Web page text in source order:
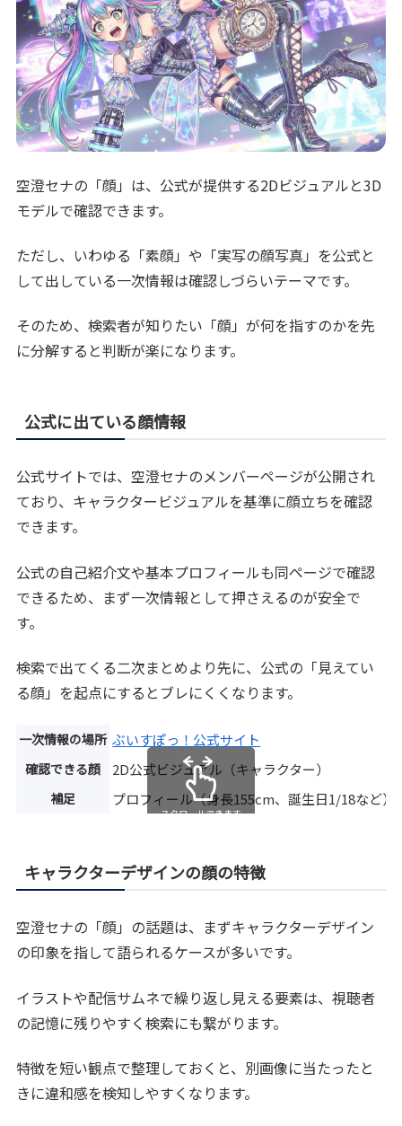
空澄セナの「顔」は、公式が提供する2Dビジュアルと3D
モデルで確認できます。
ただし、いわゆる「素顔」や「実写の顔写真」を公式と
して出している一次情報は確認しづらいテーマです。
そのため、検索者が知りたい「顔」が何を指すのかを先
に分解すると判断が楽になります。
公式に出ている顔情報
公式サイトでは、空澄セナのメンバーページが公開され
ており、キャラクタービジュアルを基準に顔立ちを確認
できます。
公式の自己紹介文や基本プロフィールも同ページで確認
できるため、まず一次情報として押さえるのが安全で
す。
検索で出てくる二次まとめより先に、公式の「見えてい
る顔」を起点にするとブレにくくなります。
一次情報の場所 ぶいすぽっ！公式サイト
確認できる顔 2D公式ビジュアル（キャラクター）
補足 プロフィール（身長155cm、誕生日1/18など）
スクロールできます
キャラクターデザインの顔の特徴
空澄セナの「顔」の話題は、まずキャラクターデザイン
の印象を指して語られるケースが多いです。
イラストや配信サムネで繰り返し見える要素は、視聴者
の記憶に残りやすく検索にも繋がります。
特徴を短い観点で整理しておくと、別画像に当たったと
きに違和感を検知しやすくなります。